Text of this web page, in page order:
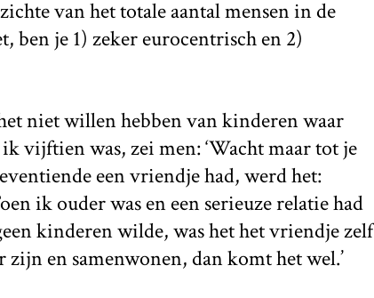
van het totale aantal mensen in de
ben je 1) zeker eurocentrisch en 2)
niet willen hebben van kinderen waar
vijftien was, zei men: ‘Wacht maar tot je
een vriendje had, werd het:
ik ouder was en een serieuze relatie had
kinderen wilde, was het het vriendje zelf
en samenwonen, dan komt het wel.’